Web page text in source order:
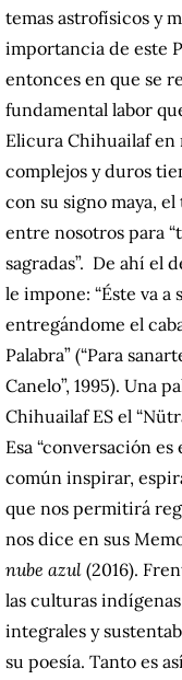
temas astrofísicos y
importancia de este
entonces en que se
fundamental labor
Elicura Chihuailaf en
complejos y duros
con su signo maya,
entre nosotros para
sagradas”. De ahí el
le impone: “Éste va
entregándome el
Palabra” (“Para
Canelo”, 1995). Una
Chihuailaf ES el
Esa “conversación
común inspirar,
que nos permitirá
nos dice en sus
nube azul (2016).
las culturas
integrales y
su poesía. Tanto es